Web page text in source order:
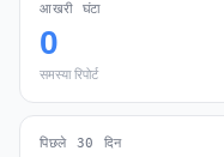
आखरी घंटा
0
समस्या रिपोर्ट
पिछले 30 दिन